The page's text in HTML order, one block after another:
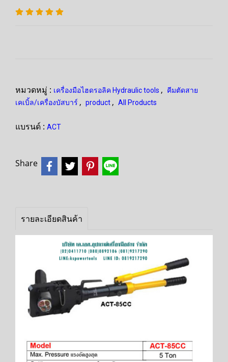
หมวดหมู่ : เครื่องมือไฮดรอลิค Hydraulic tools ,
คีมตัดสาย
เคเบิ้ล/เครื่องบัสบาร์ , product , All Products
แบรนด์ : ACT
Share
รายละเอียดสินค้า